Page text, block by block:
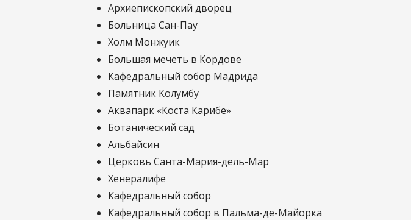
Архиепископский дворец
Больница Сан-Пау
Холм Монжуик
Большая мечеть в Кордове
Кафедральный собор Мадрида
Памятник Колумбу
Аквапарк «Коста Карибе»
Ботанический сад
Альбайсин
Церковь Санта-Мария-дель-Мар
Хенералифе
Кафедральный собор
Кафедральный собор в Пальма-де-Майорка